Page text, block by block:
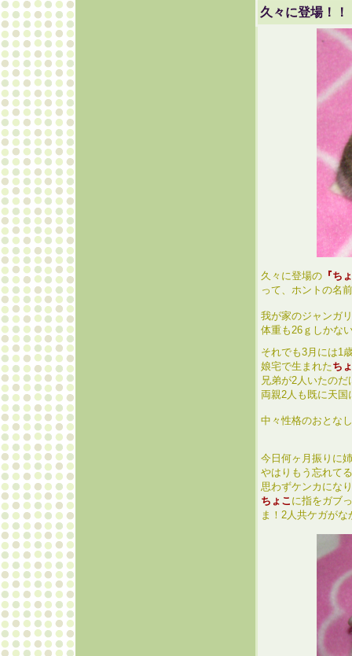
久々に登場！！
久々に登場の 『ち
って、ホントの名
我が家のジャンガ
体重も26ｇしかな
それでも3月には1
娘宅で生まれたち
兄弟が2人いたの
両親2人も既に天国
中々性格のおとな
今日何ヶ月振りに
やはりもう忘れて
思わずケンカにな
ちょこ に指をガブ
ま！2人共ケガが